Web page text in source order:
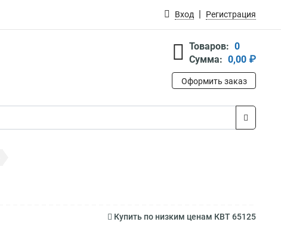
Вход Регистрация
Товаров: 0
Сумма: 0,00 ₽
Оформить заказ
Купить по низким ценам КВТ 65125